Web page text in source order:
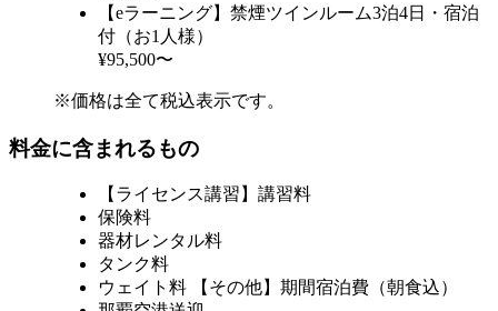
【eラーニング】禁煙ツインルーム3泊4日・宿泊
付（お1人様）
¥95,500〜
※価格は全て税込表示です。
料金に含まれるもの
【ライセンス講習】講習料
保険料
器材レンタル料
タンク料
ウェイト料 【その他】期間宿泊費（朝食込）